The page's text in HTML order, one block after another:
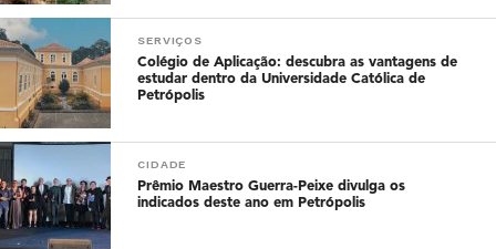
SERVIÇOS
Colégio de Aplicação: descubra as vantagens de
estudar dentro da Universidade Católica de
Petrópolis
CIDADE
Prêmio Maestro Guerra-Peixe divulga os
indicados deste ano em Petrópolis